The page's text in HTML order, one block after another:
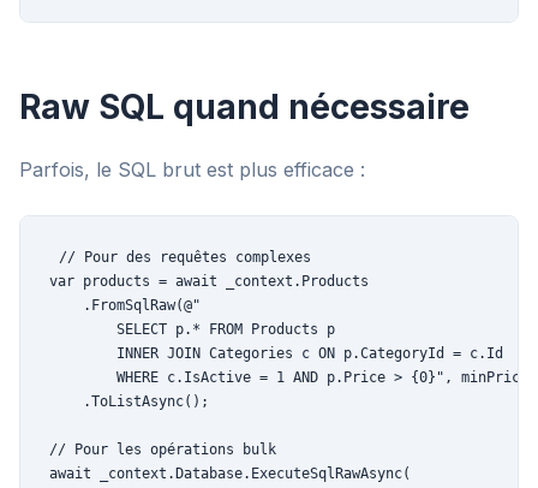
Raw SQL quand nécessaire
Parfois, le SQL brut est plus efficace :
// Pour des requêtes complexes
var products = await _context.Products
    .FromSqlRaw(@"
        SELECT p.* FROM Products p
        INNER JOIN Categories c ON p.CategoryId = c.Id
        WHERE c.IsActive = 1 AND p.Price > {0}", minPrice)
    .ToListAsync();
// Pour les opérations bulk
await _context.Database.ExecuteSqlRawAsync(